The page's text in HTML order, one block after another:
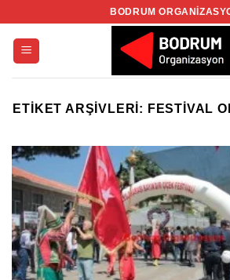
BODRUM
ETIKET ARŞIVLERI: FESTIVAL